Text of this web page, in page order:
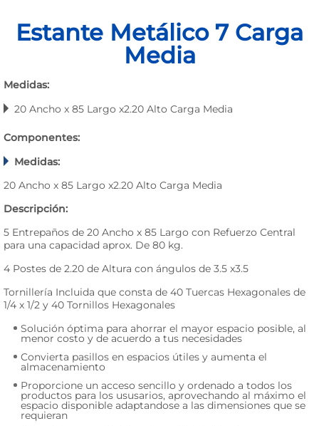
Estante Metálico 7 Carga
Media
Medidas:
20 Ancho x 85 Largo x2.20 Alto Carga Media
Componentes:
Medidas:
20 Ancho x 85 Largo x2.20 Alto Carga Media
Descripción:
5 Entrepaños de 20 Ancho x 85 Largo con Refuerzo Central
para una capacidad aprox. De 80 kg.
4 Postes de 2.20 de Altura con ángulos de 3.5 x3.5
Tornillería Incluida que consta de 40 Tuercas Hexagonales de
1/4 x 1/2 y 40 Tornillos Hexagonales
Solución óptima para ahorrar el mayor espacio posible, al
menor costo y de acuerdo a tus necesidades
Convierta pasillos en espacios útiles y aumenta el
almacenamiento
Proporcione un acceso sencillo y ordenado a todos los
productos para los ususarios, aprovechando al máximo el
espacio disponible adaptandose a las dimensiones que se
requieran